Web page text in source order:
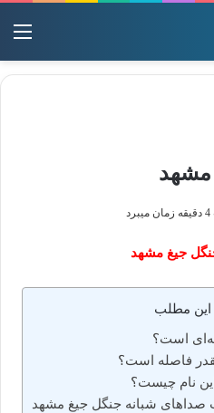
مشهد
جیغ مشهد
مطلب
است؟
فاصله است؟
نام چیست؟
صداهای شبانه جنگل جیغ مشهد